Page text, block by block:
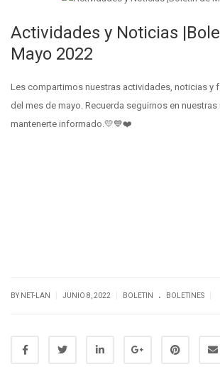
Actividades y Noticias
Mayo 2022
Les compartimos nuestras actividades, noticias y
del mes de mayo. Recuerda seguirnos en
mantenerte informado.💛💙❤️
BY NET-LAN JUNIO 8, 2022 BOLETIN . BOLETINES